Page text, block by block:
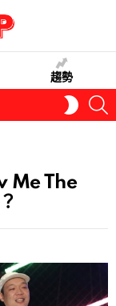
趨勢
SKIN
Me The